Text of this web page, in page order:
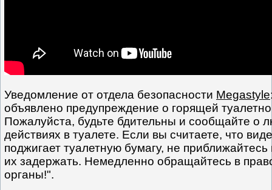
Уведомление от отдела безопасности Megastyle
объявлено предупреждение о горящей
Пожалуйста, будьте бдительны и сообщайте о
действиях в туалете. Если вы считаете, что
поджигает туалетную бумагу, не
их задержать. Немедленно обращайтесь в
органы!".